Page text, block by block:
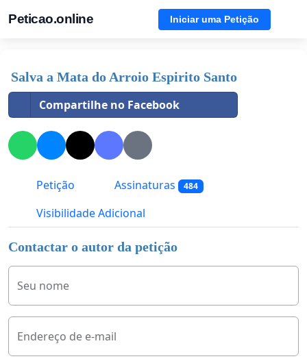
Peticao.online Iniciar uma Petição
Salva a Mata do Arroio Espirito Santo
Compartilhe no Facebook
Petição Assinaturas 484
Visibilidade Adicional
Contactar o autor da petição
Seu nome
Endereço de e-mail